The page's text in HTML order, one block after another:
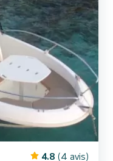
4.8 (4 avis)